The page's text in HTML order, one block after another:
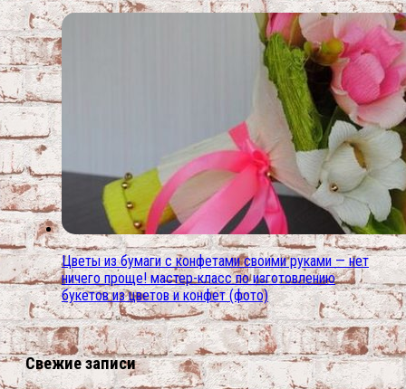
Цветы из бумаги с конфетами своими руками — нет
ничего проще! мастер-класс по изготовлению
букетов из цветов и конфет (фото)
Свежие записи